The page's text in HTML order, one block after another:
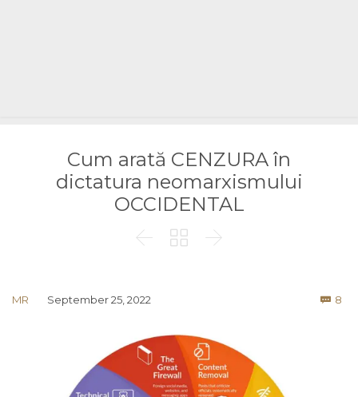
Cum arată CENZURA în
dictatura neomarxismului
OCCIDENTAL
  
MR September 25, 2022  8